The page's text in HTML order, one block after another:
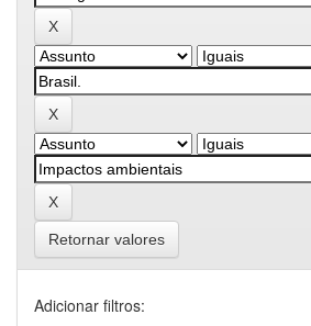
Retornar valores
Adicionar filtros: